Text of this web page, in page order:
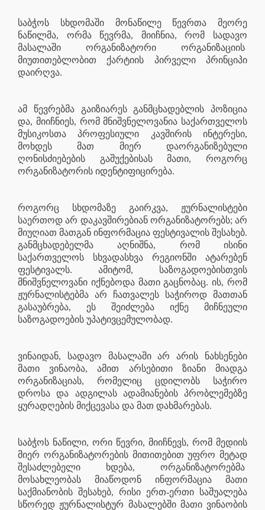
საბჭოს სხდომაში მონაწილე წევრთა მეორე
ნაწილმა, ორმა წევრმა, მიიჩნია, რომ სადავო
მასალაში ორგანიზატორი ორგანიზაციის
მიუთითებლობით ქარტიის პირველი პრინციპი
დაირღვა.
ამ წევრებმა გაიზიარეს განმცხადებლის პოზიცია
და, მიიჩნიეს, რომ მნიშვნელოვანია საქართველოს
მუსიკოსთა პროფესიული კავშირის ინტერესი,
მოხდეს მათ მიერ დაორგანიზებული
ღონისძიებების გაშუქებისას მათი, როგორც
ორგანიზატორის იდენტიფიცირება.
როგორც სხდომაზე გაირკვა, ჟურნალისტები
საერთოდ არ დაკავშირებიან ორგანიზატორებს; არ
მიუღიათ მათგან ინფორმაცია ფესტივალის შესახებ.
განმცხადებელმა აღნიშნა, რომ ისინი
საქართველოს სხვადასხვა რეგიონში ატარებენ
ფესტივალს. ამიტომ, საზოგადოებისთვის
მნიშვნელოვანი იქნებოდა მათი გაცნობაც. ის, რომ
ჟურნალისტებმა არ ჩათვალეს საჭიროდ მათთან
გასაუბრება, ეს შეიძლება იქნე მიჩნეული
საზოგადოების უპატივცემულობად.
ვინაიდან, სადავო მასალაში არ არის ნახსენები
მათი ვინაობა, ამით არსებითი ზიანი მიადგა
ორგანიზაციას, რომელიც ცდილობს საჭირო
დროსა და ადგილას ადამიანების პრობლემებზე
ყურადღების მიქცევასა და მათ დახმარებას.
საბჭოს ნაწილი, ორი წევრი, მიიჩნევს, რომ მედიის
მიერ ორგანიზატორების მითითებით უფრო მეტად
შესაძლებელი ხდება, ორგანიზატორებმა
მოსახლეობას მიაწოდონ ინფორმაცია მათი
საქმიანობის შესახებ, რისი ერთ-ერთი საშუალება
სწორედ ჟურნალისტურ მასალებში მათი ვინაობის